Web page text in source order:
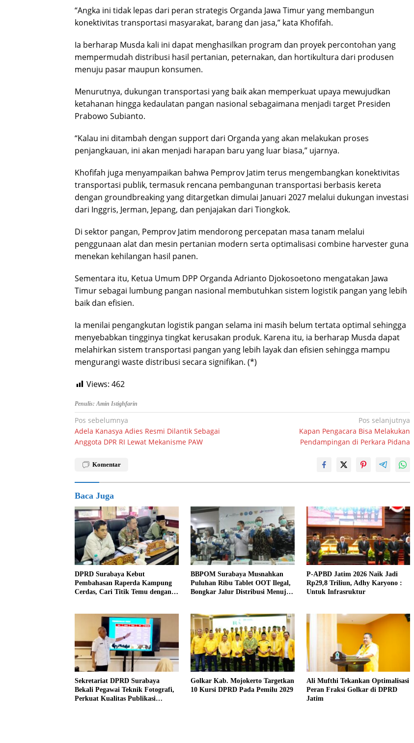
“Angka ini tidak lepas dari peran strategis Organda Jawa Timur yang membangun
konektivitas transportasi masyarakat, barang dan jasa,” kata Khofifah.
Ia berharap Musda kali ini dapat menghasilkan program dan proyek percontohan yang
mempermudah distribusi hasil pertanian, peternakan, dan hortikultura dari produsen
menuju pasar maupun konsumen.
Menurutnya, dukungan transportasi yang baik akan memperkuat upaya mewujudkan
ketahanan hingga kedaulatan pangan nasional sebagaimana menjadi target Presiden
Prabowo Subianto.
“Kalau ini ditambah dengan support dari Organda yang akan melakukan proses
penjangkauan, ini akan menjadi harapan baru yang luar biasa,” ujarnya.
Khofifah juga menyampaikan bahwa Pemprov Jatim terus mengembangkan konektivitas
transportasi publik, termasuk rencana pembangunan transportasi berbasis kereta
dengan groundbreaking yang ditargetkan dimulai Januari 2027 melalui dukungan investasi
dari Inggris, Jerman, Jepang, dan penjajakan dari Tiongkok.
Di sektor pangan, Pemprov Jatim mendorong percepatan masa tanam melalui
penggunaan alat dan mesin pertanian modern serta optimalisasi combine harvester guna
menekan kehilangan hasil panen.
Sementara itu, Ketua Umum DPP Organda Adrianto Djokosoetono mengatakan Jawa
Timur sebagai lumbung pangan nasional membutuhkan sistem logistik pangan yang lebih
baik dan efisien.
Ia menilai pengangkutan logistik pangan selama ini masih belum tertata optimal sehingga
menyebabkan tingginya tingkat kerusakan produk. Karena itu, ia berharap Musda dapat
melahirkan sistem transportasi pangan yang lebih layak dan efisien sehingga mampu
mengurangi waste distribusi secara signifikan. (*)
Views: 462
Penulis: Amin Istighfarin
Navigasi
pos
Pos sebelumnya
Adela Kanasya Adies Resmi Dilantik Sebagai
Anggota DPR RI Lewat Mekanisme PAW
Pos selanjutnya
Kapan Pengacara Bisa Melakukan
Pendampingan di Perkara Pidana
Komentar
Baca Juga
DPRD Surabaya Kebut
Pembahasan Raperda Kampung
Cerdas, Cari Titik Temu dengan
BBPOM Surabaya Musnahkan
Puluhan Ribu Tablet OOT Ilegal,
Bongkar Jalur Distribusi Menuju
P-APBD Jatim 2026 Naik Jadi
Rp29,8 Triliun, Adhy Karyono :
Untuk Infrasruktur
Sekretariat DPRD Surabaya
Bekali Pegawai Teknik Fotografi,
Perkuat Kualitas Publikasi
Golkar Kab. Mojokerto Targetkan
10 Kursi DPRD Pada Pemilu 2029
Ali Mufthi Tekankan Optimalisasi
Peran Fraksi Golkar di DPRD
Jatim